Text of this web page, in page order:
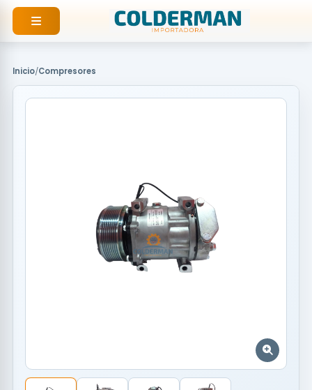
contenido
Inicio/Compresores